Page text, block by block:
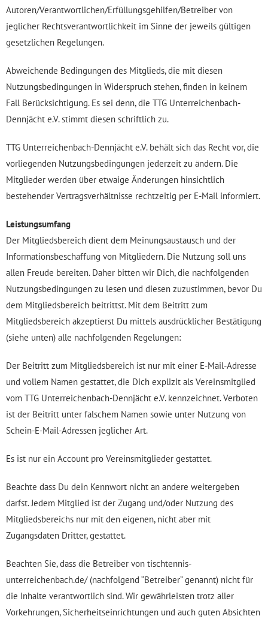
Autoren/Verantwortlichen/Erfüllungsgehilfen/Betreiber von
jeglicher Rechtsverantwortlichkeit im Sinne der jeweils gültigen
gesetzlichen Regelungen.
Abweichende Bedingungen des Mitglieds, die mit diesen
Nutzungsbedingungen in Widerspruch stehen, finden in keinem
Fall Berücksichtigung. Es sei denn, die TTG Unterreichenbach-
Dennjächt e.V. stimmt diesen schriftlich zu.
TTG Unterreichenbach-Dennjächt e.V. behält sich das Recht vor, die
vorliegenden Nutzungsbedingungen jederzeit zu ändern. Die
Mitglieder werden über etwaige Änderungen hinsichtlich
bestehender Vertragsverhältnisse rechtzeitig per E-Mail informiert.
Leistungsumfang
Der Mitgliedsbereich dient dem Meinungsaustausch und der
Informationsbeschaffung von Mitgliedern. Die Nutzung soll uns
allen Freude bereiten. Daher bitten wir Dich, die nachfolgenden
Nutzungsbedingungen zu lesen und diesen zuzustimmen, bevor Du
dem Mitgliedsbereich beitrittst. Mit dem Beitritt zum
Mitgliedsbereich akzeptierst Du mittels ausdrücklicher Bestätigung
(siehe unten) alle nachfolgenden Regelungen:
Der Beitritt zum Mitgliedsbereich ist nur mit einer E-Mail-Adresse
und vollem Namen gestattet, die Dich explizit als Vereinsmitglied
vom TTG Unterreichenbach-Dennjächt e.V. kennzeichnet. Verboten
ist der Beitritt unter falschem Namen sowie unter Nutzung von
Schein-E-Mail-Adressen jeglicher Art.
Es ist nur ein Account pro Vereinsmitglieder gestattet.
Beachte dass Du dein Kennwort nicht an andere weitergeben
darfst. Jedem Mitglied ist der Zugang und/oder Nutzung des
Mitgliedsbereichs nur mit den eigenen, nicht aber mit
Zugangsdaten Dritter, gestattet.
Beachten Sie, dass die Betreiber von tischtennis-
unterreichenbach.de/ (nachfolgend “Betreiber” genannt) nicht für
die Inhalte verantwortlich sind. Wir gewährleisten trotz aller
Vorkehrungen, Sicherheitseinrichtungen und auch guten Absichten